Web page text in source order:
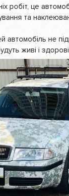
робіт, це
та
автомобіль не
живі і здорові